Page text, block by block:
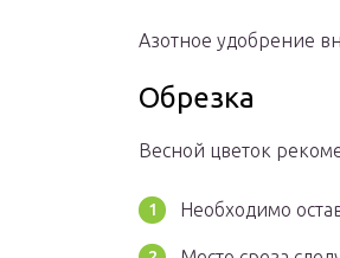
Азотное удобрение
Обрезка
Весной цветок
Необходимо